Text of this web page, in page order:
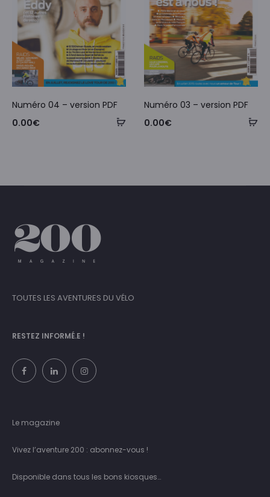
Numéro 04 – version PDF
0.00€
Numéro 03 – version PDF
0.00€
TOUTES LES AVENTURES DU VÉLO
RESTEZ INFORMÉ.E !
Le magazine
Vivez l’aventure 200 : abonnez-vous !
Disponible dans tous les bons kiosques…